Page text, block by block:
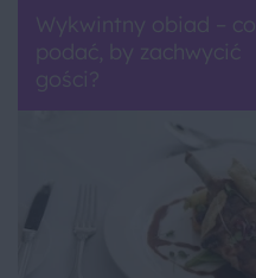
Wykwintny obiad – co
podać, by zachwycić
gości?